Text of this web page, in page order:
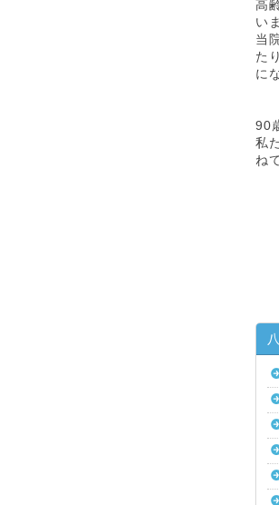
高
い
当
た
に
90
私
ね